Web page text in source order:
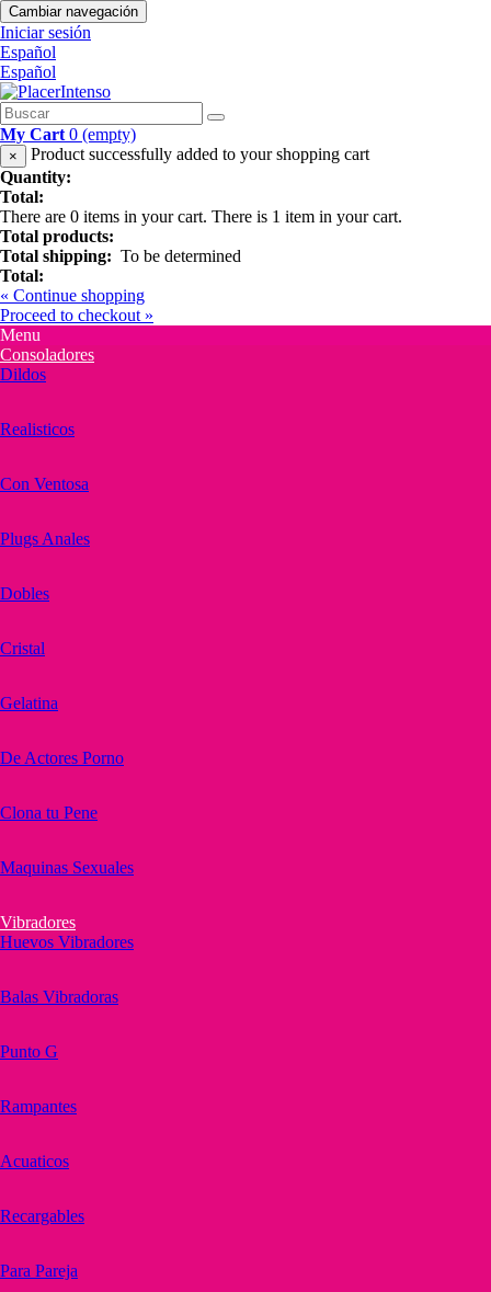
Cambiar navegación
Iniciar sesión
Español
Español
My Cart 0 (empty)
×
Product successfully added to your shopping cart
Quantity:
Total:
There are 0 items in your cart. There is 1 item in your cart.
Total products:
Total shipping: To be determined
Total:
« Continue shopping
Proceed to checkout »
Menu
Consoladores
Dildos
Realisticos
Con Ventosa
Plugs Anales
Dobles
Cristal
Gelatina
De Actores Porno
Clona tu Pene
Maquinas Sexuales
Vibradores
Huevos Vibradores
Balas Vibradoras
Punto G
Rampantes
Acuaticos
Recargables
Para Pareja